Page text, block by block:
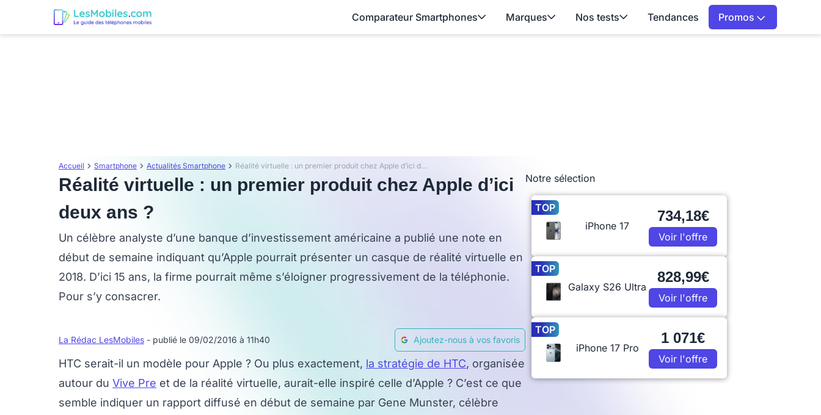
Comparateur Smartphones Marques Nos tests Tendances Promos
Accueil Smartphone Actualités Smartphone Réalité virtuelle : un premier produit chez Apple d’ici deux ans ?
Réalité virtuelle : un premier produit chez Apple d’ici
deux ans ?
Un célèbre analyste d’une banque d’investissement américaine a publié une note en
début de semaine indiquant qu’Apple pourrait présenter un casque de réalité virtuelle en
2018. D’ici 15 ans, la firme pourrait même s’éloigner progressivement de la téléphonie.
Pour s’y consacrer.
La Rédac LesMobiles - publié le 09/02/2016 à 11h40 Ajoutez-nous à vos favoris
HTC serait-il un modèle pour Apple ? Ou plus exactement, la stratégie de HTC, organisée
autour du Vive Pre et de la réalité virtuelle, aurait-elle inspiré celle d’Apple ? C’est ce que
semble indiquer un rapport diffusé en début de semaine par Gene Munster, célèbre
Notre sélection
TOP
iPhone 17
734,18€
Voir l'offre
TOP
Galaxy S26 Ultra
828,99€
Voir l'offre
TOP
iPhone 17 Pro
1 071€
Voir l'offre